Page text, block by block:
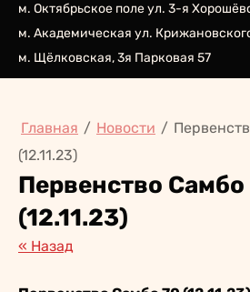
м. Октябрьское поле ул. 3-я
м. Академическая ул.
м. Щёлковская, 3я Парковая 57
Главная / Новости /
(12.11.23)
Первенство Самбо
(12.11.23)
« Назад